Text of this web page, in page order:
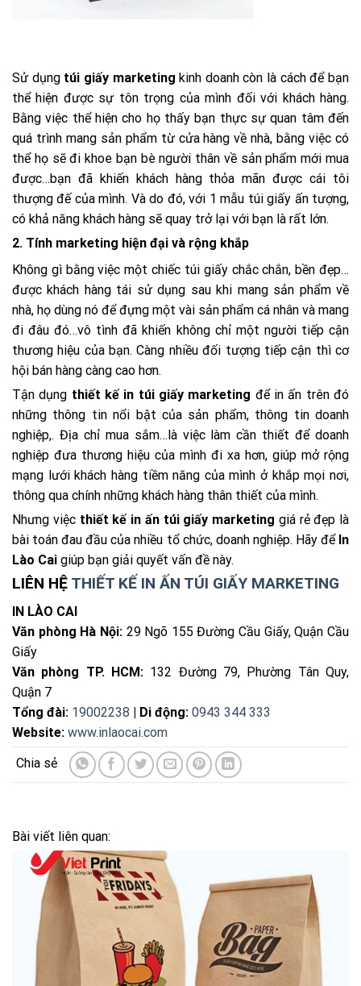
Sử dụng túi giấy marketing kinh doanh còn là cách để bạn
thể hiện được sự tôn trọng của mình đối với khách hàng.
Bằng việc thể hiện cho họ thấy bạn thực sự quan tâm đến
quá trình mang sản phẩm từ cửa hàng về nhà, bằng việc có
thể họ sẽ đi khoe bạn bè người thân về sản phẩm mới mua
được…bạn đã khiến khách hàng thỏa mãn được cái tôi
thượng đế của mình. Và do đó, với 1 mẫu túi giấy ấn tượng,
có khả năng khách hàng sẽ quay trở lại với bạn là rất lớn.
2. Tính marketing hiện đại và rộng khắp
Không gì bằng việc một chiếc túi giấy chắc chắn, bền đẹp…
được khách hàng tái sử dụng sau khi mang sản phẩm về
nhà, họ dùng nó để đựng một vài sản phẩm cá nhân và mang
đi đâu đó…vô tình đã khiến không chỉ một người tiếp cận
thương hiệu của bạn. Càng nhiều đối tượng tiếp cận thì cơ
hội bán hàng càng cao hơn.
Tận dụng thiết kế in túi giấy marketing để in ấn trên đó
những thông tin nổi bật của sản phẩm, thông tin doanh
nghiệp,. Địa chỉ mua sắm…là việc làm cần thiết để doanh
nghiệp đưa thương hiệu của mình đi xa hơn, giúp mở rộng
mạng lưới khách hàng tiềm năng của mình ở khắp mọi nơi,
thông qua chính những khách hàng thân thiết của mình.
Nhưng việc thiết kế in ấn túi giấy marketing giá rẻ đẹp là
bài toán đau đầu của nhiều tổ chức, doanh nghiệp. Hãy để In
Lào Cai giúp bạn giải quyết vấn đề này.
LIÊN HỆ THIẾT KẾ IN ẤN TÚI GIẤY MARKETING
IN LÀO CAI
Văn phòng Hà Nội: 29 Ngõ 155 Đường Cầu Giấy, Quận Cầu
Giấy
Văn phòng TP. HCM: 132 Đường 79, Phường Tân Quy,
Quận 7
Tổng đài: 19002238 | Di động: 0943 344 333
Website: www.inlaocai.com
Bài viết liên quan: